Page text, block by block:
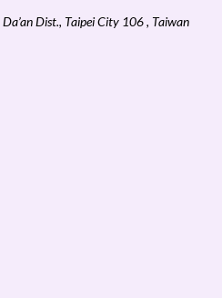
Dist., Taipei City 106 , Taiwan